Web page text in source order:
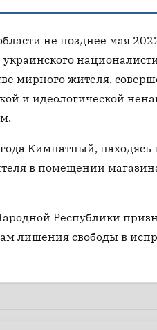
не позднее мая
мирного жителя,
и идеологической
Кимнатный,
в помещении
Республики
лишения свободы в